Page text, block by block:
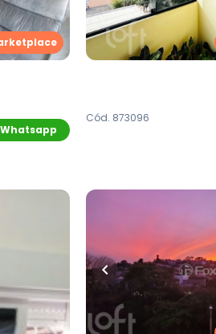
Whatsapp
Rua Ibirubá,Vila Nova
Hamburgo
Cód. 873096
54 quartos•1
0vagas
Apartamento •
Luiz De Camões,